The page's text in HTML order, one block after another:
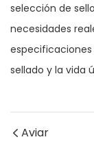
selección de
necesidades
sellado y la vida
Aviar